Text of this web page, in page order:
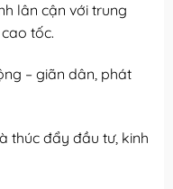
lân cận với trung
tốc.
– giãn dân, phát
thúc đẩy đầu tư, kinh